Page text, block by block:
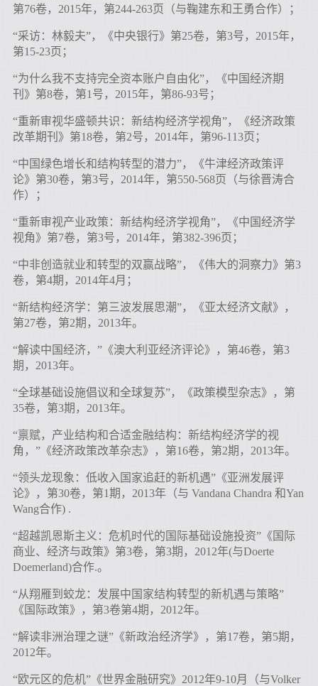
第76卷，2015年，第244-263页（与鞠建东和王勇合作）；
“采访：林毅夫”，《中央银行》第25卷，第3号，2015年，
第15-23页；
“为什么我不支持完全资本账户自由化”，《中国经济期
刊》第8卷，第1号，2015年，第86-93号；
“重新审视华盛顿共识：新结构经济学视角”，《经济政策
改革期刊》第18卷，第2号，2014年，第96-113页；
“中国绿色增长和结构转型的潜力”，《牛津经济政策评
论》第30卷，第3号，2014年，第550-568页（与徐晋涛合
作）；
“重新审视产业政策：新结构经济学视角”，《中国经济学
视角》第7卷，第3号，2014年，第382-396页；
“中非创造就业和转型的双赢战略”，《伟大的洞察力》第3
卷，第4期，2014年4月；
“新结构经济学：第三波发展思潮”，《亚太经济文献》，
第27卷，第2期，2013年。
“解读中国经济，”《澳大利亚经济评论》，第46卷，第3
期，2013年。
“全球基础设施倡议和全球复苏”，《政策模型杂志》，第
35卷，第3期，2013年。
“禀赋，产业结构和合适金融结构：新结构经济学的视
角，”《经济政策改革杂志》，第16卷，第2期，2013年。
“领头龙现象：低收入国家追赶的新机遇”《亚洲发展评
论》，第30卷，第1期，2013年（与 Vandana Chandra 和Yan
Wang合作) .
“超越凯恩斯主义：危机时代的国际基础设施投资”《国际
商业、经济与政策》第3卷，第3期，2012年(与Doerte
Doemerland)合作.。
“从翔雁到蛟龙：发展中国家结构转型的新机遇与策略”
《国际政策》，第3卷第4期，2012年。
“解读非洲治理之谜”《新政治经济学》，第17卷，第5期，
2012年。
“欧元区的危机”《世界金融研究》2012年9-10月（与Volker